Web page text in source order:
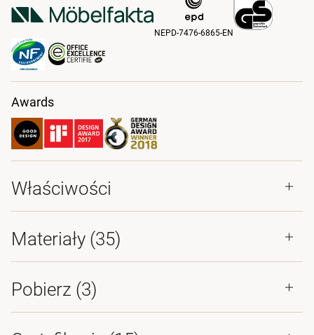
NEPD-7476-6865-EN
Awards
Właściwości
Materiały (35)
Pobierz (3)